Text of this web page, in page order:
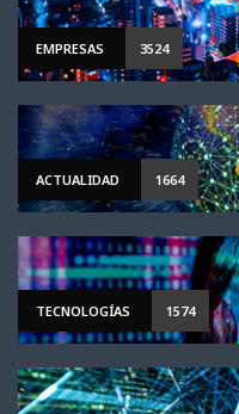
EMPRESAS 3524
ACTUALIDAD 1664
TECNOLOGÍAS 1574